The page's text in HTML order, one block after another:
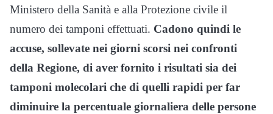
Ministero della Sanità e alla Protezione civile il
numero dei tamponi effettuati. Cadono quindi le
accuse, sollevate nei giorni scorsi nei confronti
della Regione, di aver fornito i risultati sia dei
tamponi molecolari che di quelli rapidi per far
diminuire la percentuale giornaliera delle persone